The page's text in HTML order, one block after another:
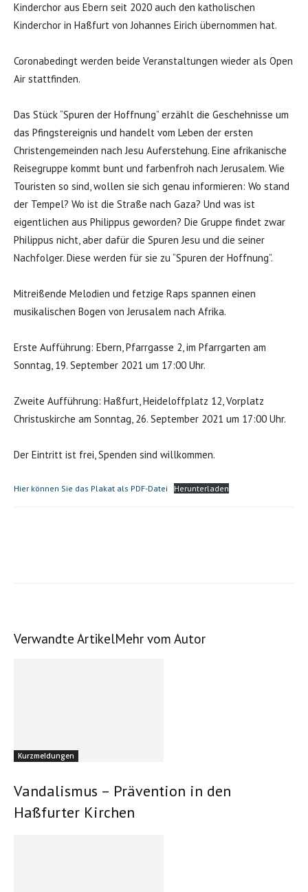
Kinderchor aus Ebern seit 2020 auch den katholischen
Kinderchor in Haßfurt von Johannes Eirich übernommen hat.
Coronabedingt werden beide Veranstaltungen wieder als Open
Air stattfinden.
Das Stück “Spuren der Hoffnung” erzählt die Geschehnisse um
das Pfingstereignis und handelt vom Leben der ersten
Christengemeinden nach Jesu Auferstehung. Eine afrikanische
Reisegruppe kommt bunt und farbenfroh nach Jerusalem. Wie
Touristen so sind, wollen sie sich genau informieren: Wo stand
der Tempel? Wo ist die Straße nach Gaza? Und was ist
eigentlichen aus Philippus geworden? Die Gruppe findet zwar
Philippus nicht, aber dafür die Spuren Jesu und die seiner
Nachfolger. Diese werden für sie zu “Spuren der Hoffnung”.
Mitreißende Melodien und fetzige Raps spannen einen
musikalischen Bogen von Jerusalem nach Afrika.
Erste Aufführung: Ebern, Pfarrgasse 2, im Pfarrgarten am
Sonntag, 19. September 2021 um 17:00 Uhr.
Zweite Aufführung: Haßfurt, Heideloffplatz 12, Vorplatz
Christuskirche am Sonntag, 26. September 2021 um 17:00 Uhr.
Der Eintritt ist frei, Spenden sind willkommen.
Hier können Sie das Plakat als PDF-Datei Herunterladen
Verwandte ArtikelMehr vom Autor
Kurzmeldungen
Vandalismus – Prävention in den
Haßfurter Kirchen